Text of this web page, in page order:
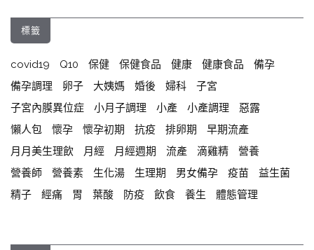
標籤
covid19 Q10 保健 保健食品 健康 健康食品
備孕
備孕調理
卵子 大姨媽 婚後 婦科
子宮
子宮內膜異位症
小月子調理 小產 小產調理
惡露
懶人包
懷孕 懷孕初期 抗疫 排卵期
早期流產
月月美生理飲
月經 月經週期 流產 滴雞精
營養
營養師
營養素 生化湯 生理期 男女備孕 疫苗
益生菌
精子
經痛 胃 葉酸 防疫 飲食 養生 體態管理